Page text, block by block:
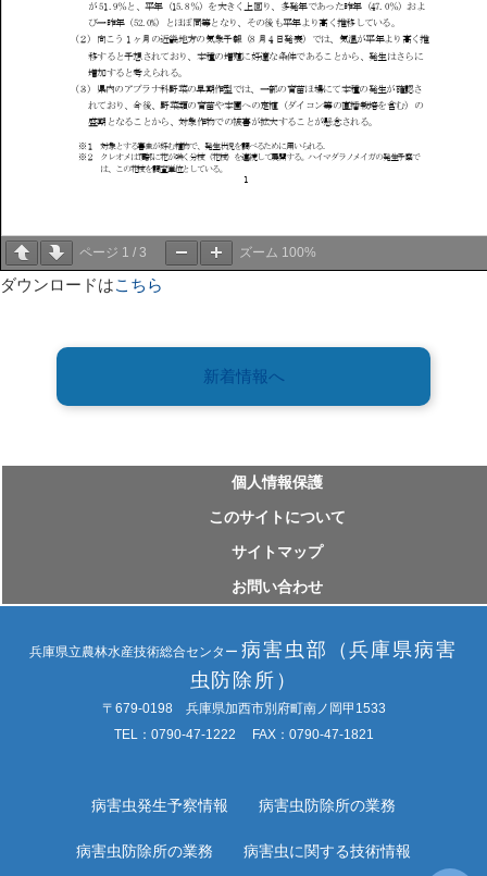
ページ 1 / 3 ズーム 100%
ダウンロードはこちら
新着情報へ
個⼈情報保護
このサイトについて
サイトマップ
お問い合わせ
兵庫県立農林水産技術総合センター病害虫部（兵庫県病害
虫防除所）
〒679-0198 兵庫県加西市別府町南ノ岡甲1533
TEL：0790-47-1222 FAX：0790-47-1821
病害虫発生予察情報 病害虫防除所の業務
病害虫防除所の業務 病害虫に関する技術情報